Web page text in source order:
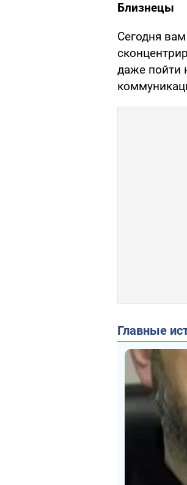
Близнецы
Сегодня
даже пойти
Главные